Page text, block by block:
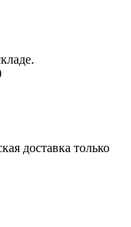
доставка только